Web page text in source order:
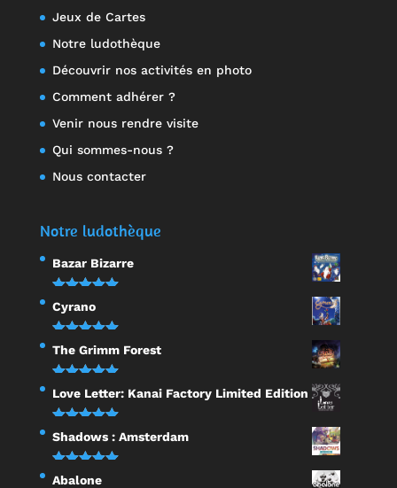
Jeux de Cartes
Notre ludothèque
Découvrir nos activités en photo
Comment adhérer ?
Venir nous rendre visite
Qui sommes-nous ?
Nous contacter
Notre ludothèque
Bazar Bizarre
Note5.00
sur 5
Cyrano
Note5.00
sur 5
The Grimm Forest
Note 5.00
sur 5
Love Letter: Kanai Factory Limited Edition
Note5.00
sur 5
Shadows : Amsterdam
Note5.00
Abalone